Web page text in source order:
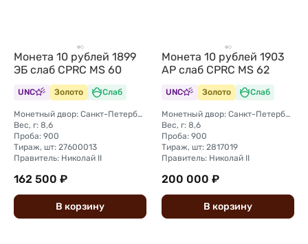
Монета 10 рублей 1899
ЭБ слаб CPRC MS 60
UNC Золото Слаб
Монетный двор: Санкт-Петербургский монетный двор
Вес, г: 8,6
Проба: 900
Тираж, шт: 27600013
Правитель: Николай II
162 500 ₽
В корзину
Монета 10 рублей 1903
АР слаб CPRC MS 62
UNC Золото Слаб
Монетный двор: Санкт-Петербургский монетный двор
Вес, г: 8,6
Проба: 900
Тираж, шт: 2817019
Правитель: Николай II
200 000 ₽
В корзину